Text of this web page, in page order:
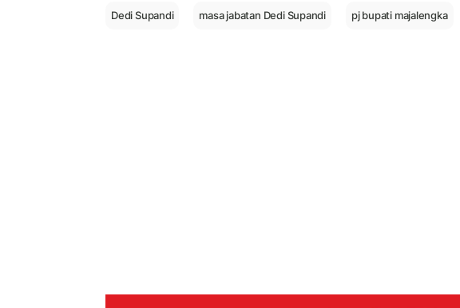
Dedi Supandi masa jabatan Dedi Supandi pj bupati majalengka